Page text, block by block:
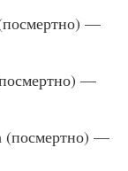
—
—
(посмертно) —